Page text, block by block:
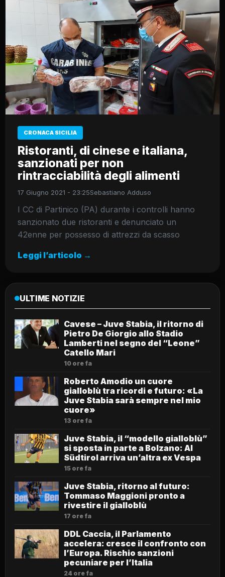
CRONACA SICILIA
Ristoranti, di cinese e italiana,
sanzionati per non
rintracciabilità degli alimenti
17 Giugno 2021 - 23:25Sebastiano Adduso
I CC di Partinico (PA) durante i controlli hanno
sanzionato due ristoranti e denunciato un
42enne per possesso di attrezzi da scasso
Leggi l’articolo →
ULTIME NOTIZIE
Cavese – Juve Stabia, il ritorno di
Pietro De Giorgio allo Stadio
Lamberti nel segno del “Leone”
Catello Mari
10 ore fa
Roberto Amodio un cuore
gialloblù tra ricordi e futuro: «La
Juve Stabia sarà sempre nel mio
cuore»
13 ore fa
Juve Stabia, il “modello gialloblù”
si sposta in parte a Bolzano: Al
Südtirol arriva un’altra ex Vespa
15 ore fa
Juve Stabia, ritorno al futuro:
Tommaso Maggioni pronto a
rivestire il gialloblù
17 ore fa
DDL Caccia, il Parlamento
accelera: cresce il confronto con
l’Europa. Rischio sanzioni
pecuniare per l’Italia
24 ore fa